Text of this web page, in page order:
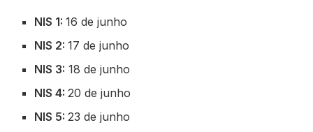
NIS 1:16 de junho
NIS 2:17 de junho
NIS 3: 18 de junho
NIS 4:20 de junho
NIS 5:23 de junho